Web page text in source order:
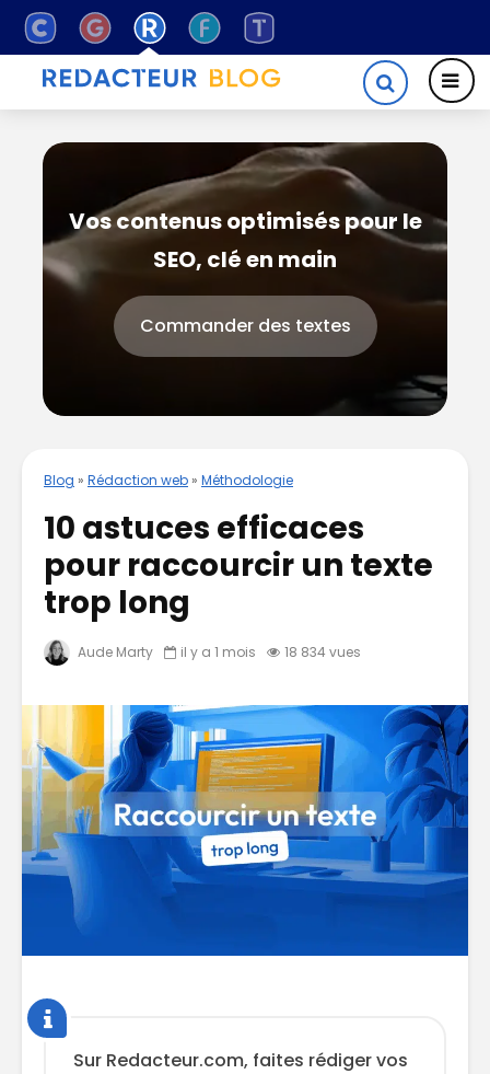
Vos contenus optimisés pour le
SEO, clé en main
Commander des textes
Blog » Rédaction web » Méthodologie
10 astuces efficaces
pour raccourcir un texte
trop long
Aude Marty il y a 1 mois 18 834 vues
Sur Redacteur.com, faites rédiger vos